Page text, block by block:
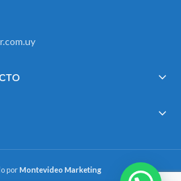
porMontevideo Marketing